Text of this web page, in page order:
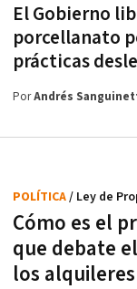
El Gobierno
porcellanato
prácticas
PorAndrés
Cómo es el
que debate
los alquileres
POLÍTICA/ Ley de